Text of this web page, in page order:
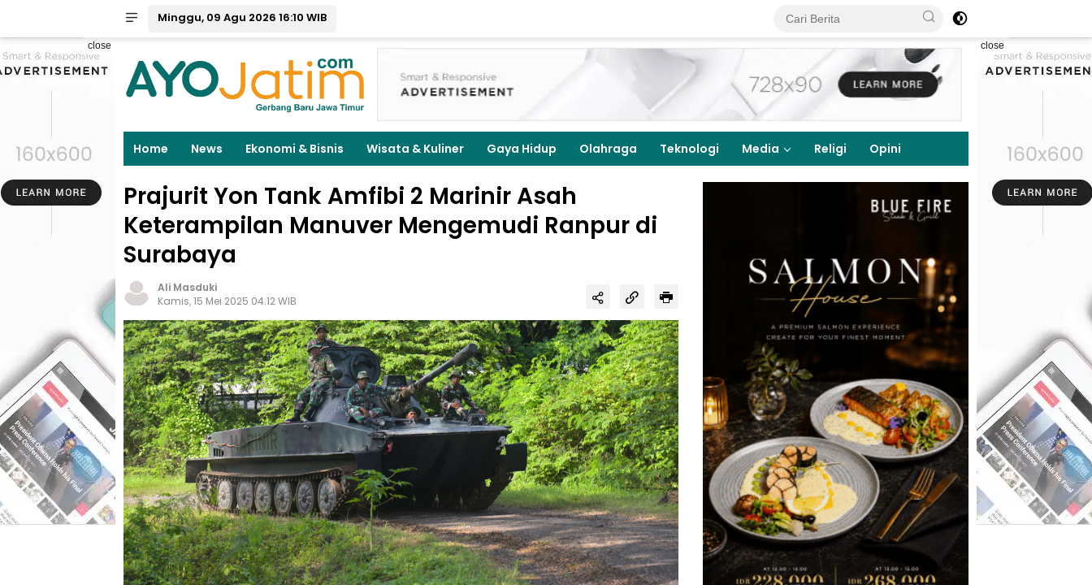
Minggu, 09 Agu 2026 16:10 WIB
close close
Home News Ekonomi & Bisnis Wisata & Kuliner Gaya Hidup Olahraga Teknologi Media Religi Opini
Prajurit Yon Tank Amfibi 2 Marinir Asah
Keterampilan Manuver Mengemudi Ranpur di
Surabaya
Ali Masduki
Kamis, 15 Mei 2025 04:12 WIB